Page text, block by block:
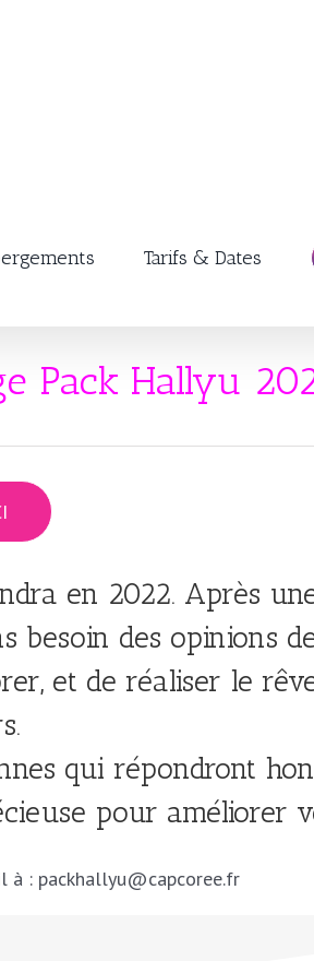
Tarifs & Dates
Pack Hallyu
en 2022. Après
besoin des opinions
et de réaliser le
qui répondront
pour améliorer
à : packhallyu@capcoree.fr